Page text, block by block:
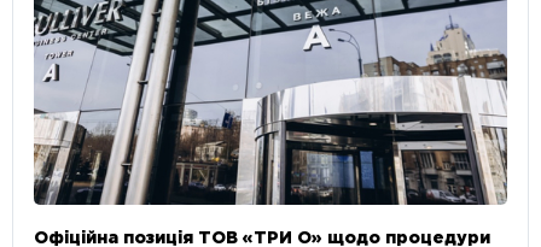
Офіційна позиція ТОВ «ТРИ О» щодо процедури